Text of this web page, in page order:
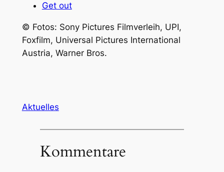
Get out
© Fotos: Sony Pictures Filmverleih, UPI,
Foxfilm, Universal Pictures International
Austria, Warner Bros.
Aktuelles
Kommentare